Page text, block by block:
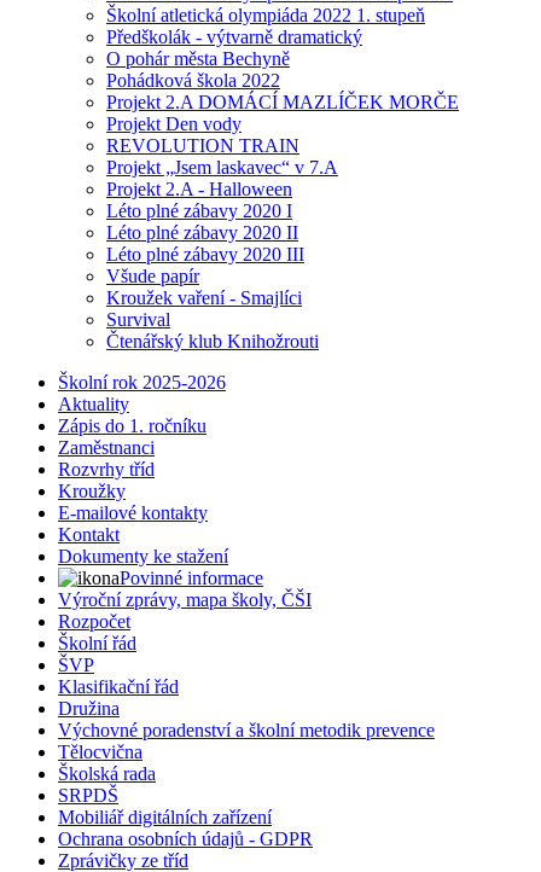
Školní atletická olympiáda 2022 1. stupeň
Předškolák - výtvarně dramatický
O pohár města Bechyně
Pohádková škola 2022
Projekt 2.A DOMÁCÍ MAZLÍČEK MORČE
Projekt Den vody
REVOLUTION TRAIN
Projekt „Jsem laskavec“ v 7.A
Projekt 2.A - Halloween
Léto plné zábavy 2020 I
Léto plné zábavy 2020 II
Léto plné zábavy 2020 III
Všude papír
Kroužek vaření - Smajlíci
Survival
Čtenářský klub Knihožrouti
Školní rok 2025-2026
Aktuality
Zápis do 1. ročníku
Zaměstnanci
Rozvrhy tříd
Kroužky
E-mailové kontakty
Kontakt
Dokumenty ke stažení
Povinné informace
Výroční zprávy, mapa školy, ČŠI
Rozpočet
Školní řád
ŠVP
Klasifikační řád
Družina
Výchovné poradenství a školní metodik prevence
Tělocvična
Školská rada
SRPDŠ
Mobiliář digitálních zařízení
Ochrana osobních údajů - GDPR
Zprávičky ze tříd